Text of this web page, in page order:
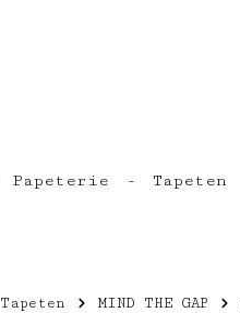
Papeterie Tapeten
Tapeten MIND THE GAP